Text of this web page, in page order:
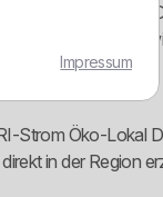
getrennt wird.
der gewählte Tarif
Strom Öko-Lokal
in der Region
Impressum